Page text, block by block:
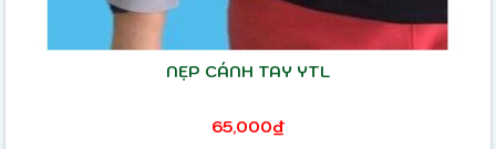
NẸP CÁNH TAY YTL
65,000₫